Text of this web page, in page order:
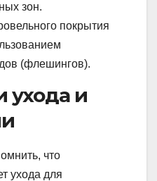
зон.
покрытия
(флешингов).
ухода и
что
ухода для